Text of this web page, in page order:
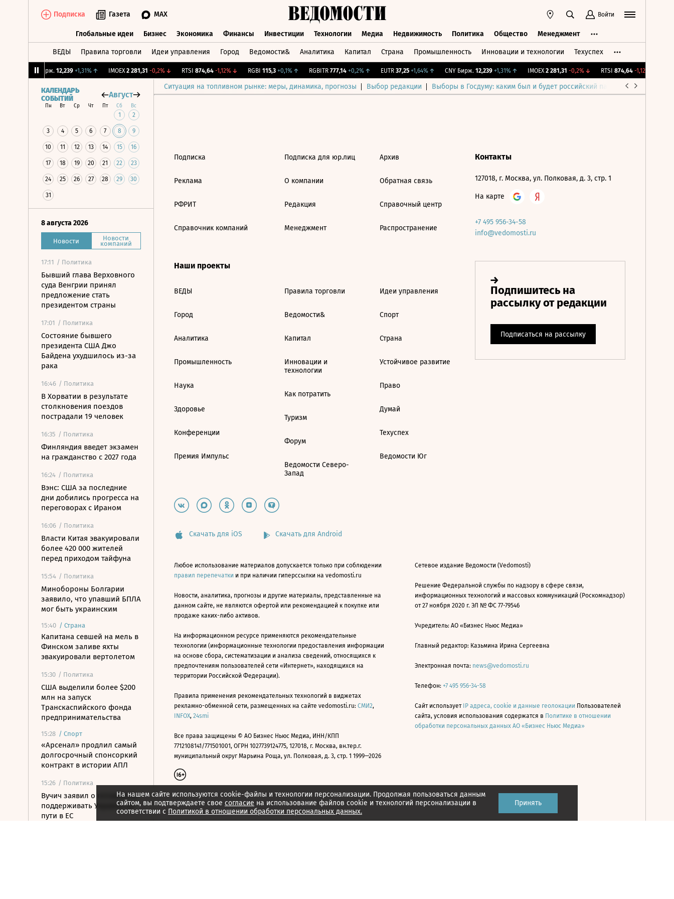
Подписка Газета MAX Войти
Глобальные идеи Бизнес Экономика Финансы Инвестиции Технологии Медиа Недвижимость Политика Общество Менеджмент
ВЕДЫ Правила торговли Идеи управления Город Ведомости& Аналитика Капитал Страна Промышленность Инновации и технологии Техуспех
CNY Бирж. 12,239 +1,31%↑ IMOEX 2 281,31 -0,2%↓ RTSI 874,64 -1,12%↓ RGBI 115,3 +0,1%↑ RGBITR 777,14 +0,2%↑ EUTR 37,25 +1,64%↑ CNY Бирж. 12,239 +1,31%↑ IMOEX 2 281,31 -0,2%↓ RTSI 874,64 -1,12%
Ситуация на топливном рынке: меры, динамика, прогнозы Выбор редакции Выборы в Госдуму: каким был и будет российский парламент
КАЛЕНДАРЬ
СОБЫТИЙ
Август
Пн Вт Ср Чт Пт Сб Вс
1 2
3 4 5 6 7 8 9
10 11 12 13 14 15 16
17 18 19 20 21 22 23
24 25 26 27 28 29 30
31
8 августа 2026
Новости Новости
компаний
17:11 / Политика
Бывший глава Верховного
суда Венгрии принял
предложение стать
президентом страны
17:01 / Политика
Состояние бывшего
президента США Джо
Байдена ухудшилось из-за
рака
16:46 / Политика
В Хорватии в результате
столкновения поездов
пострадали 19 человек
16:35 / Политика
Финляндия введет экзамен
на гражданство с 2027 года
16:24 / Политика
Вэнс: США за последние
дни добились прогресса на
переговорах с Ираном
16:06 / Политика
Власти Китая эвакуировали
более 420 000 жителей
перед приходом тайфуна
15:54 / Политика
Минобороны Болгарии
заявило, что упавший БПЛА
мог быть украинским
15:40 / Страна
Капитана севшей на мель в
Финском заливе яхты
эвакуировали вертолетом
15:30 / Политика
США выделили более $200
млн на запуск
Транскаспийского фонда
предпринимательства
15:28 / Спорт
«Арсенал» продлил самый
долгосрочный спонсоркий
контракт в истории АПЛ
15:26 / Политика
Вучич заявил о готовности
поддерживать Украину на
пути в ЕС
На нашем сайте используются cookie-файлы и технологии персонализации. Продолжая пользоваться данным
сайтом, вы подтверждаете свое согласие на использование файлов cookie и технологий персонализации в
соответствии с Политикой в отношении обработки персональных данных.
Принять
Подписка
Реклама
РФРИТ
Справочник компаний
Подписка для юр.лиц
О компании
Редакция
Менеджмент
Архив
Обратная связь
Справочный центр
Распространение
Наши проекты
ВЕДЫ
Город
Аналитика
Промышленность
Наука
Здоровье
Конференции
Премия Импульс
Правила торговли
Ведомости&
Капитал
Инновации и
технологии
Как потратить
Туризм
Форум
Ведомости Северо-
Запад
Идеи управления
Спорт
Страна
Устойчивое развитие
Право
Думай
Техуспех
Ведомости Юг
Контакты
127018, г. Москва, ул. Полковая, д. 3, стр. 1
На карте
+7 495 956-34-58
info@vedomosti.ru
Скачать для iOS Скачать для Android
Любое использование материалов допускается только при соблюдении
правил перепечатки и при наличии гиперссылки на vedomosti.ru
Новости, аналитика, прогнозы и другие материалы, представленные на
данном сайте, не являются офертой или рекомендацией к покупке или
продаже каких-либо активов.
На информационном ресурсе применяются рекомендательные
технологии (информационные технологии предоставления информации
на основе сбора, систематизации и анализа сведений, относящихся к
предпочтениям пользователей сети «Интернет», находящихся на
территории Российской Федерации).
Правила применения рекомендательных технологий в виджетах
рекламно-обменной сети, размещенных на сайте vedomosti.ru: СМИ2,
INFOX, 24smi
Все права защищены © АО Бизнес Ньюс Медиа, ИНН/КПП
7712108141/771501001, ОГРН 1027739124775, 127018, г. Москва, вн.тер.г.
муниципальный округ Марьина Роща, ул. Полковая, д. 3, стр. 1 1999—2026
Сетевое издание Ведомости (Vedomosti)
Решение Федеральной службы по надзору в сфере связи,
информационных технологий и массовых коммуникаций (Роскомнадзор)
от 27 ноября 2020 г. ЭЛ № ФС 77-79546
Учредитель: АО «Бизнес Ньюс Медиа»
Главный редактор: Казьмина Ирина Сергеевна
Электронная почта: news@vedomosti.ru
Телефон: +7 495 956-34-58
Сайт использует IP адреса, cookie и данные геолокации Пользователей
сайта, условия использования содержатся в Политике в отношении
обработки персональных данных АО «Бизнес Ньюс Медиа»